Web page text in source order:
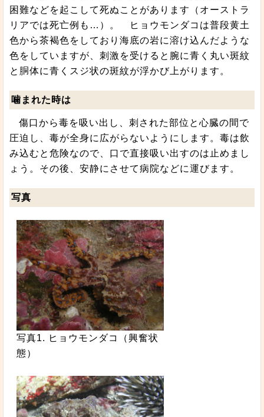
困難などを起こして死ぬことがあります（オーストラ
リアでは死亡例も…）。 ヒョウモンダコは普段黄土
色から茶褐色をしており海底の岩に溶け込んだような
色をしていますが、刺激を受けると腕に青く丸い斑紋
と胴体に青くスジ状の斑紋が浮かび上がります。
噛まれた時は
傷口から毒を吸い出し、刺された部位と心臓の間で
圧迫し、毒が全身に広がらないようにします。毒は飲
み込むと危険なので、口で直接吸い出すのは止めまし
ょう。その後、安静にさせて病院などに運びます。
写真
写真1. ヒョウモンダコ（興奮状
態）